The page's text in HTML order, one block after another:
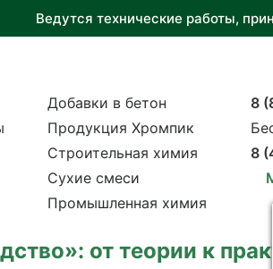
Ведутся технические работы,
Добавки в бетон
Продукция Хромпик
Строительная химия
Сухие смеси
Промышленная химия
8
8
от теории к